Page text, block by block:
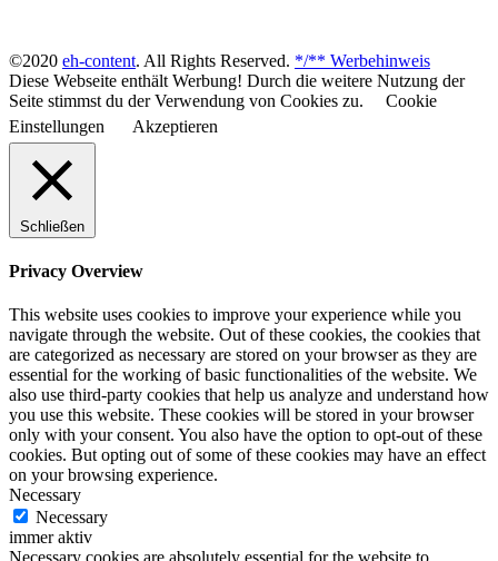
©2020 eh-content. All Rights Reserved. */** Werbehinweis
Diese Webseite enthält Werbung! Durch die weitere Nutzung der
Seite stimmst du der Verwendung von Cookies zu.
Cookie
Einstellungen
Akzeptieren
Schließen
Privacy Overview
This website uses cookies to improve your experience while you
navigate through the website. Out of these cookies, the cookies that
are categorized as necessary are stored on your browser as they are
essential for the working of basic functionalities of the website. We
also use third-party cookies that help us analyze and understand how
you use this website. These cookies will be stored in your browser
only with your consent. You also have the option to opt-out of these
cookies. But opting out of some of these cookies may have an effect
on your browsing experience.
Necessary
Necessary
immer aktiv